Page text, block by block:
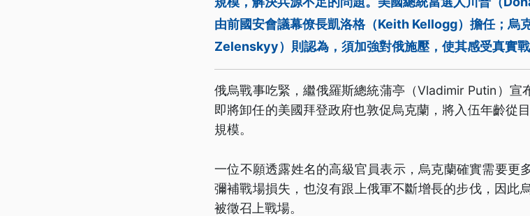
由前國安會議幕僚長凱洛格（Keith Kellogg）擔任；烏
Zelenskyy）則認為，須加強對俄施壓，使其感受真實戰
俄烏戰事吃緊，繼俄羅斯總統蒲亭（Vladimir Putin）宣
即將卸任的美國拜登政府也敦促烏克蘭，將入伍年齡從
規模。
一位不願透露姓名的高級官員表示，烏克蘭確實需要更
彌補戰場損失，也沒有跟上俄軍不斷增長的步伐，因此
被徵召上戰場。